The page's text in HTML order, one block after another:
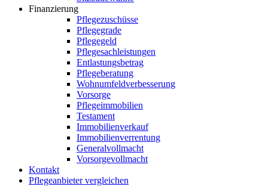
Finanzierung
Pflegezuschüsse
Pflegegrade
Pflegegeld
Pflegesachleistungen
Entlastungsbetrag
Pflegeberatung
Wohnumfeldverbesserung
Vorsorge
Pflegeimmobilien
Testament
Immobilienverkauf
Immobilienverrentung
Generalvollmacht
Vorsorgevollmacht
Kontakt
Pflegeanbieter vergleichen